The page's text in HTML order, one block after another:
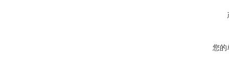
您的